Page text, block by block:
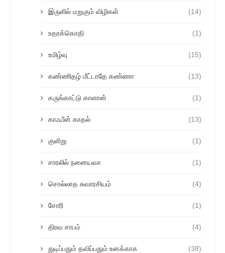
இருளில் மறுகும் விழிகள் (14)
உதரக்கொதி (1)
உமிழ்வு (15)
கண்ணிதழ் மீட்டாதே கண்ணா (13)
கருங்காட்டு காளான் (1)
காஃபீன் காதல் (13)
குளிறு (1)
சாரலில் நனையவா (1)
சொல்லாத சுவாரசியம் (4)
சோரி (1)
திரவ சாபம் (4)
துடிப்பதும் தவிப்பதும் உனக்காக (38)